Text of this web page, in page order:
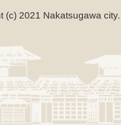
(c) 2021 Nakatsugawa